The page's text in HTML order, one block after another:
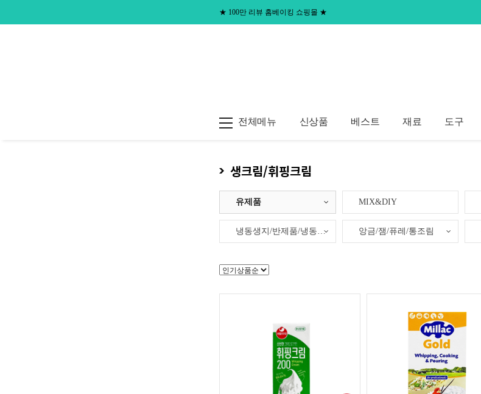
★ 100만 리뷰 홈베이킹 쇼핑몰 ★
전체메뉴 신상품 베스트 재료 도구
생크림/휘핑크림
유제품 MIX&DIY
냉동생지/반제품/냉동제품 앙금/잼/퓨레/통조림